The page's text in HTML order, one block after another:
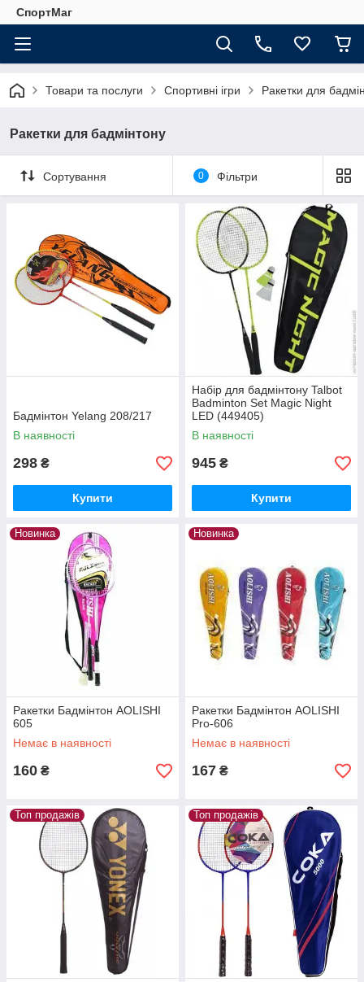
СпортМаг
Товари та послуги Спортивні ігри Ракетки для
Ракетки для бадмінтону
Сортування 0 Фільтри
Бадмінтон Yelang 208/217
В наявності
298 ₴
Купити
Набір для бадмінтону Talbot
Badminton Set Magic Night
LED (449405)
В наявності
945 ₴
Купити
Новинка
Ракетки Бадмінтон AOLISHI
605
Немає в наявності
160 ₴
Новинка
Ракетки Бадмінтон AOLISHI
Pro-606
Немає в наявності
167 ₴
Топ продажів Топ продажів